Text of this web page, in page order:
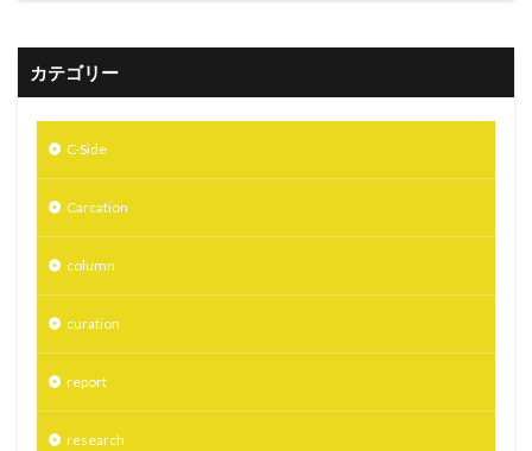
カテゴリー
C-Side
Carcation
column
curation
report
research